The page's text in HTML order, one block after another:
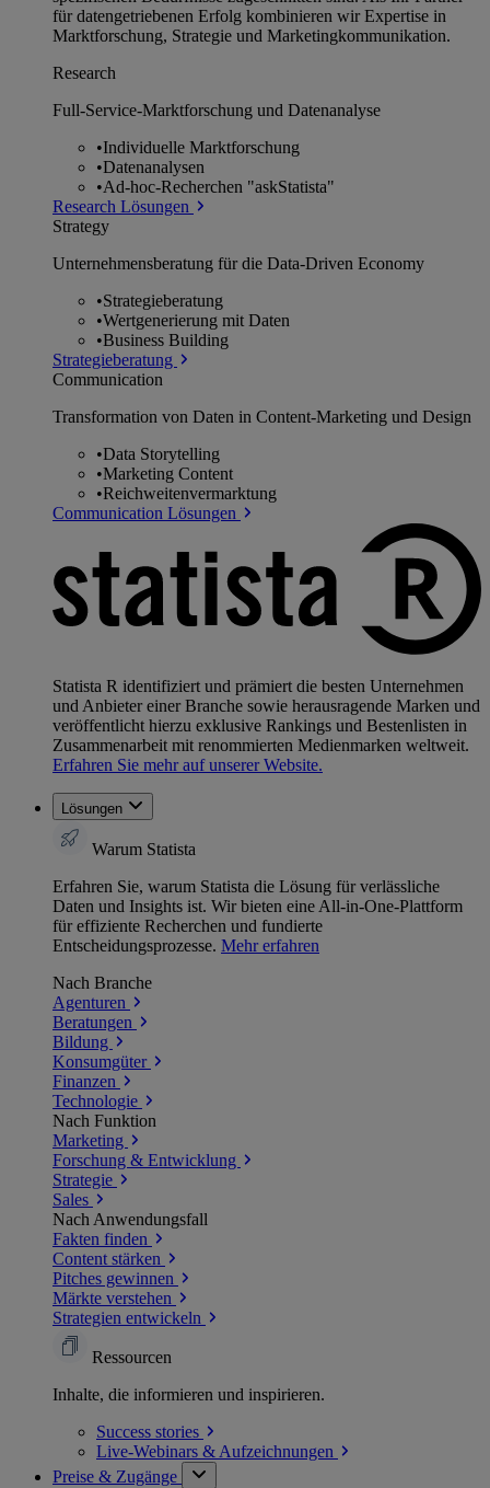
für datengetriebenen Erfolg kombinieren wir Expertise in
Marktforschung, Strategie und Marketingkommunikation.
Research
Full-Service-Marktforschung und Datenanalyse
•Individuelle Marktforschung
•Datenanalysen
•Ad-hoc-Recherchen "askStatista"
Research Lösungen
Strategy
Unternehmens­beratung für die Data-Driven Economy
•Strategieberatung
•Wertgenerierung mit Daten
•Business Building
Strategieberatung
Communication
Transformation von Daten in Content-Marketing und Design
•Data Storytelling
•Marketing Content
•Reichweitenvermarktung
Communication Lösungen
Statista R identifiziert und prämiert die besten Unternehmen
und Anbieter einer Branche sowie herausragende Marken und
veröffentlicht hierzu exklusive Rankings und Bestenlisten in
Zusammenarbeit mit renommierten Medienmarken weltweit.
Erfahren Sie mehr auf unserer Website.
Lösungen
Warum Statista
Erfahren Sie, warum Statista die Lösung für verlässliche
Daten und Insights ist. Wir bieten eine All-in-One-Plattform
für effiziente Recherchen und fundierte
Entscheidungsprozesse. Mehr erfahren
Nach Branche
Agenturen
Beratungen
Bildung
Konsumgüter
Finanzen
Technologie
Nach Funktion
Marketing
Forschung & Entwicklung
Strategie
Sales
Nach Anwendungsfall
Fakten finden
Content stärken
Pitches gewinnen
Märkte verstehen
Strategien entwickeln
Ressourcen
Inhalte, die informieren und inspirieren.
Success stories
Live-Webinars & Aufzeichnungen
Preise & Zugänge